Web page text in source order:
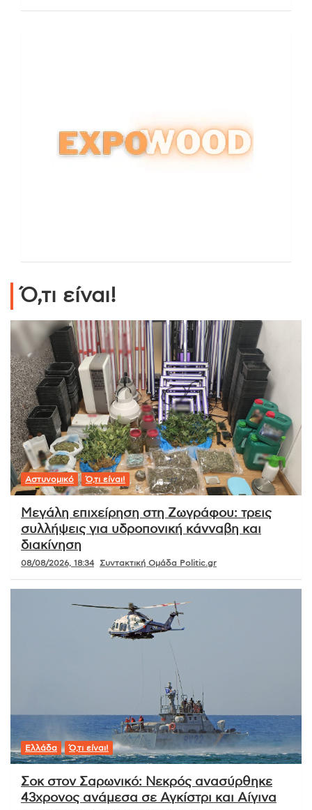
Ό,τι είναι!
Αστυνομικό Ό,τι είναι!
Μεγάλη επιχείρηση στη Ζωγράφου: τρεις
συλλήψεις για υδροπονική κάνναβη και
διακίνηση
08/08/2026, 18:34 Συντακτική Ομάδα Politic.gr
Ελλάδα Ό,τι είναι!
Σοκ στον Σαρωνικό: Νεκρός ανασύρθηκε
43χρονος ανάμεσα σε Αγκίστρι και Αίγινα